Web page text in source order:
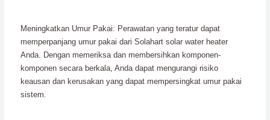
Meningkatkan Umur Pakai: Perawatan yang teratur dapat
memperpanjang umur pakai dari Solahart solar water heater
Anda. Dengan memeriksa dan membersihkan komponen-
komponen secara berkala, Anda dapat mengurangi risiko
keausan dan kerusakan yang dapat mempersingkat umur pakai
sistem.